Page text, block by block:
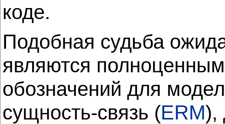
коде.
Подобная судьба
являются
обозначений для
сущность-связь (ERM),